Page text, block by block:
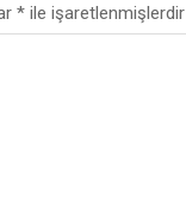
* ile işaretlenmişlerdir